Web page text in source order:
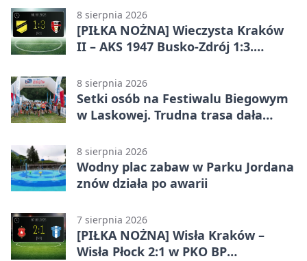
odwróciła losy meczu
8 sierpnia 2026
[PIŁKA NOŻNA] Wieczysta Kraków
II – AKS 1947 Busko-Zdrój 1:3.
Liga Grupa 4 (Grupa IV)
8 sierpnia 2026
Setki osób na Festiwalu Biegowym
w Laskowej. Trudna trasa dała
8 sierpnia 2026
Wodny plac zabaw w Parku Jordana
znów działa po awarii
7 sierpnia 2026
[PIŁKA NOŻNA] Wisła Kraków –
Wisła Płock 2:1 w PKO BP